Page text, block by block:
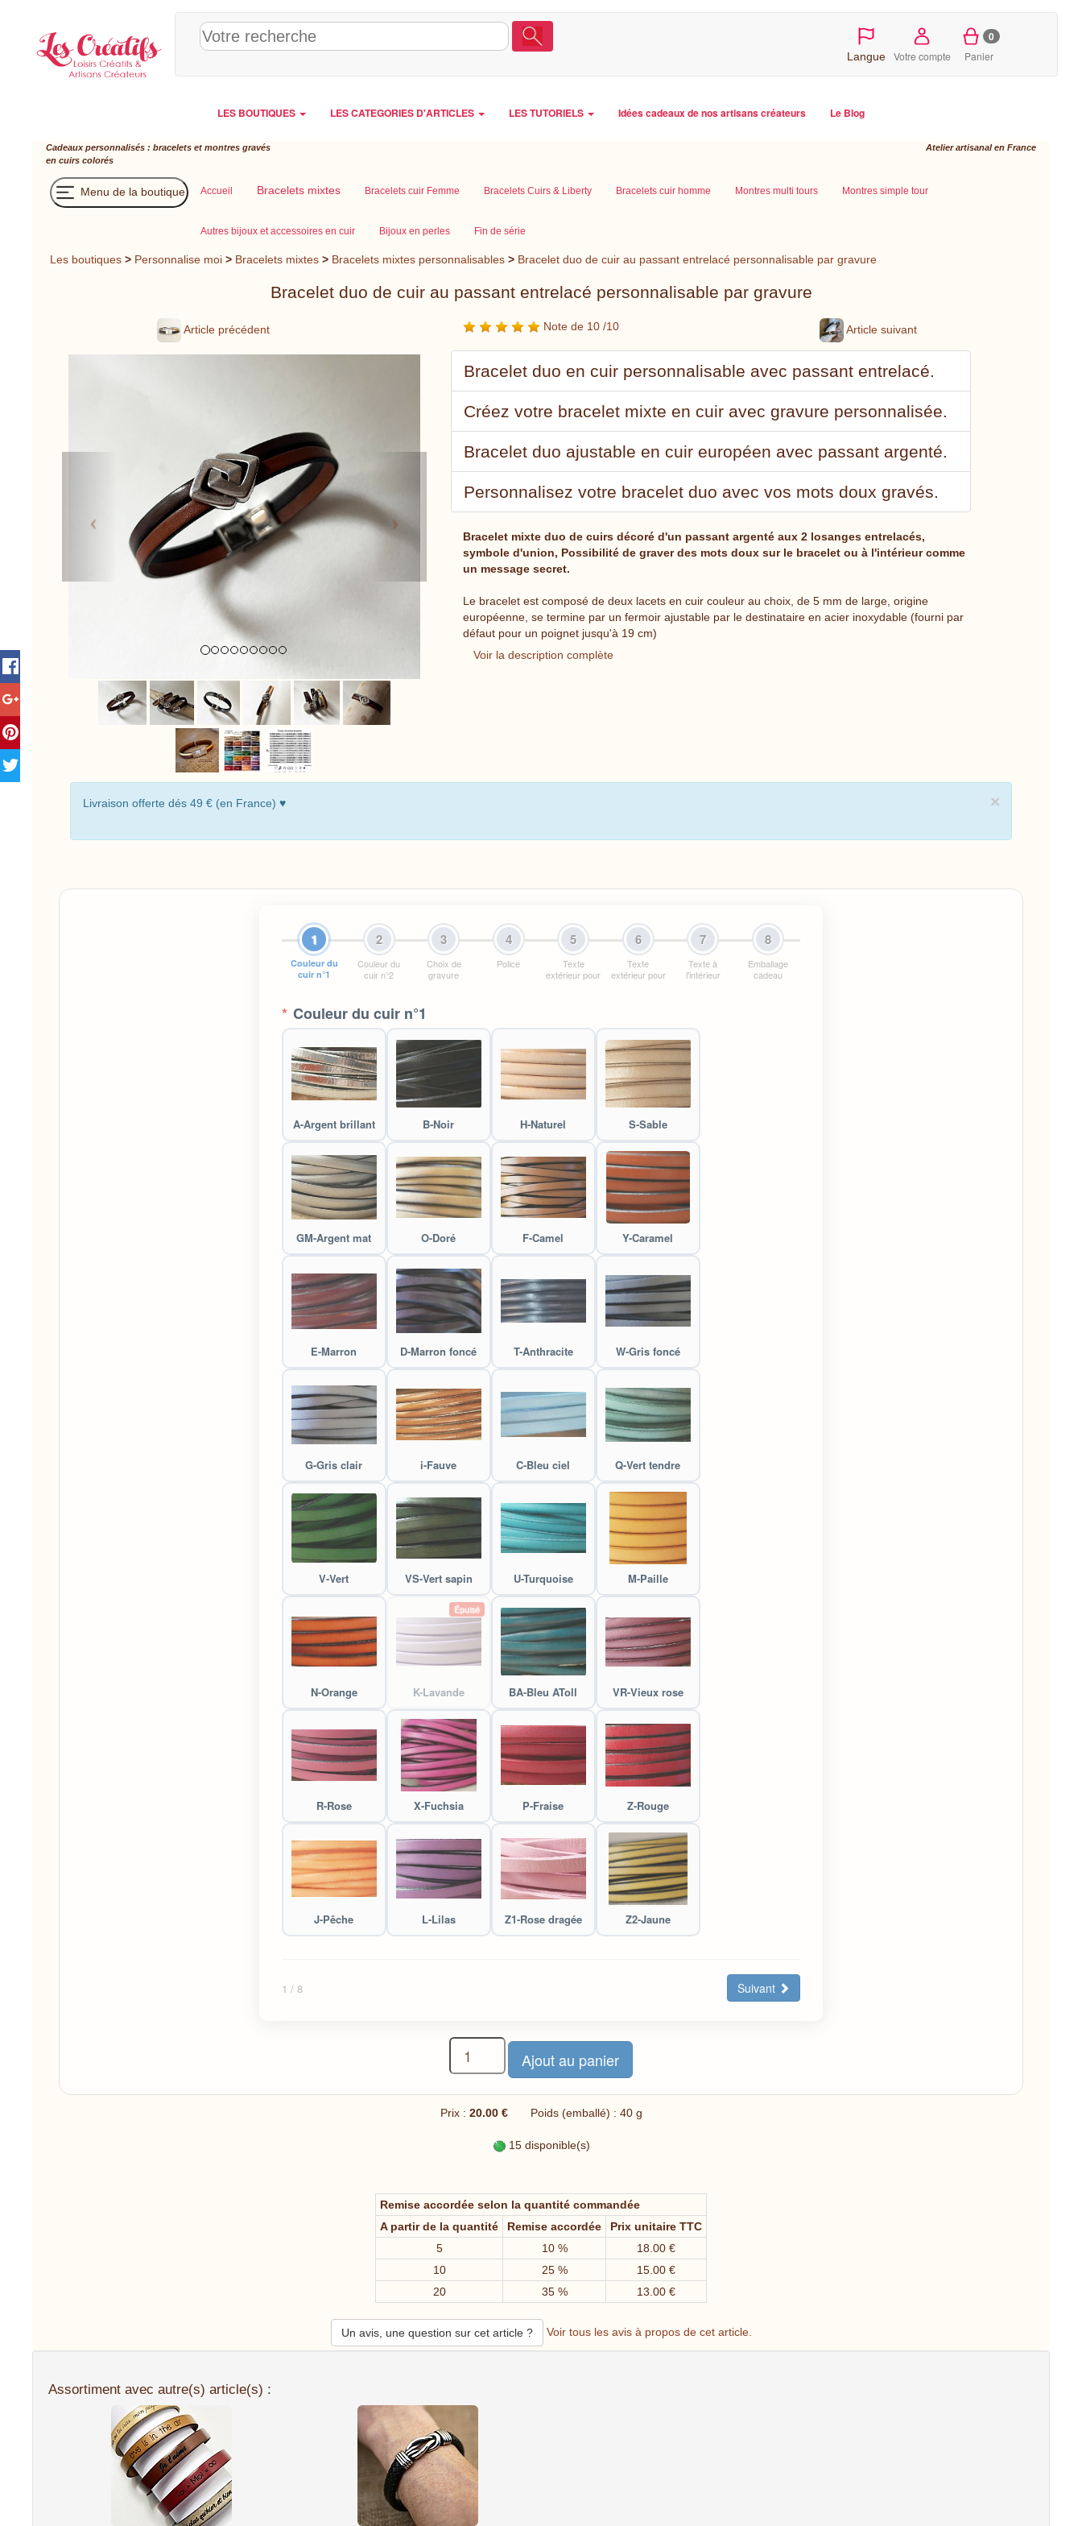
Langue Votre compte
0
Panier
LES BOUTIQUES LES CATEGORIES D'ARTICLES LES TUTORIELS Idées cadeaux de nos artisans créateurs Le Blog
Cadeaux personnalisés : bracelets et montres gravés
en cuirs colorés
Atelier artisanal en France
Menu de la boutique Accueil Bracelets mixtes Bracelets cuir Femme Bracelets Cuirs & Liberty Bracelets cuir homme Montres multi tours Montres simple tour
Autres bijoux et accessoires en cuir Bijoux en perles Fin de série
Les boutiques > Personnalise moi > Bracelets mixtes > Bracelets mixtes personnalisables > Bracelet duo de cuir au passant entrelacé personnalisable par gravure
Bracelet duo de cuir au passant entrelacé personnalisable par gravure
Article précédent Note de 10 /10 Article suivant
Bracelet duo en cuir personnalisable avec passant entrelacé.
Créez votre bracelet mixte en cuir avec gravure personnalisée.
Bracelet duo ajustable en cuir européen avec passant argenté.
Personnalisez votre bracelet duo avec vos mots doux gravés.
Bracelet mixte duo de cuirs décoré d'un passant argenté aux 2 losanges entrelacés,
symbole d'union, Possibilité de graver des mots doux sur le bracelet ou à l'intérieur comme
un message secret.
Le bracelet est composé de deux lacets en cuir couleur au choix, de 5 mm de large, origine
européenne, se termine par un fermoir ajustable par le destinataire en acier inoxydable (fourni par
défaut pour un poignet jusqu'à 19 cm)
Voir la description complète
×
Livraison offerte dés 49 € (en France) ♥
1
Couleur du
cuir n°1
2
Couleur du
cuir n°2
3
Choix de
gravure
4
Police
5
Texte
extérieur pour
6
Texte
extérieur pour
7
Texte à
l'intérieur
8
Emballage
cadeau
* Couleur du cuir n°1
A-Argent brillant B-Noir H-Naturel S-Sable
GM-Argent mat O-Doré F-Camel Y-Caramel
E-Marron D-Marron foncé T-Anthracite W-Gris foncé
G-Gris clair i-Fauve C-Bleu ciel Q-Vert tendre
V-Vert VS-Vert sapin U-Turquoise M-Paille
N-Orange K-Lavande
Épuisé
BA-Bleu AToll VR-Vieux rose
R-Rose X-Fuchsia P-Fraise Z-Rouge
J-Pêche L-Lilas Z1-Rose dragée Z2-Jaune
1 / 8 Suivant
Prix : 20.00 € Poids (emballé) : 40 g
15 disponible(s)
Remise accordée selon la quantité commandée
A partir de la quantité
Remise accordée
Prix unitaire TTC
5
10 %
18.00 €
10
25 %
15.00 €
20
35 % 13.00 €
Un avis, une question sur cet article ? Voir tous les avis à propos de cet article.
Assortiment avec autre(s) article(s) :